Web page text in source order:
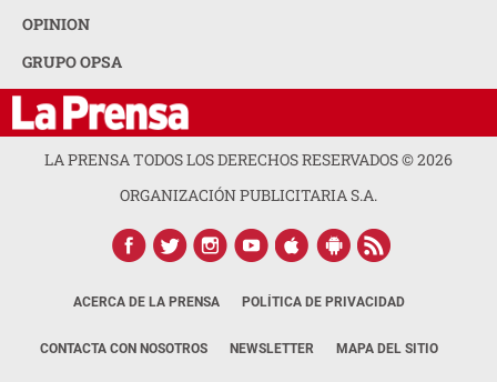
OPINION
GRUPO OPSA
LA PRENSA TODOS LOS DERECHOS RESERVADOS ©2026
ORGANIZACIÓN PUBLICITARIA S.A.
ACERCA DE LA PRENSA POLÍTICA DE PRIVACIDAD
CONTACTA CON NOSOTROS NEWSLETTER MAPA DEL SITIO